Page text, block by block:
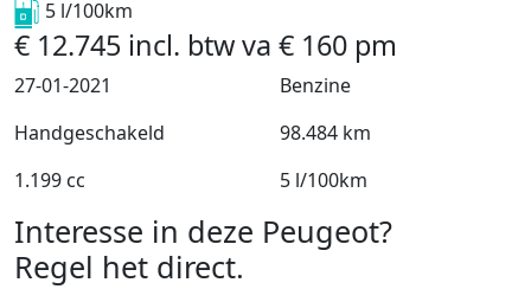
5 l/100km
€ 12.745 incl. btwva € 160 pm
27-01-2021
Benzine
Handgeschakeld
98.484 km
1.199 cc
5 l/100km
Interesse in deze Peugeot?
Regel het direct.